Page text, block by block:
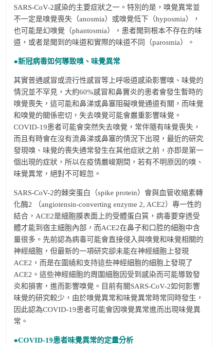
SARS-CoV-2感染的主要症狀之一。特別的是，嗅覺異常並
不一定是嗅覺喪失（anosmia）或嗅覺低下（hyposmia），
也可能是幻嗅覺（phantosmia），患者聞到根本不存在的味
道，或者是聞到的味道和實際的味道不同（parosmia）。
●新冠病毒如何導致嗅、味覺異常
其實普通感冒或流行性感冒等上呼吸道感染影響嗅、味覺的
情況並不罕見，大約60%感冒和鼻竇炎的患者會發生暫時的
嗅覺喪失，這可能和鼻涕或鼻塞阻礙嗅覺通道有關，而味覺
和嗅覺的關係密切，失去嗅覺可能會嚴重影響味覺。
COVID-19患者可能會突然失去嗅覺，常伴隨有味覺喪失，
而且有時會在沒有流鼻涕或鼻塞的情況下出現，最近的研究
發現嗅、味覺的喪失通常發生在其他症狀之前，亦即是第一
個出現的症狀，所以在疫情嚴峻期間，若有不明原因的嗅、
味覺異常，絕對不可輕忽。
SARS-CoV-2的棘突蛋白（spike protein）會與血管收縮素轉
化酶2 （angiotensin-converting enzyme 2, ACE2）專一性的
結合，ACE2是細胞膜表面上的受體蛋白質，病毒要穿透受
體才能到宿主細胞內部，而ACE2在鼻子和口腔的細胞中含
量很多。先前認為病毒可能會直接侵入與嗅覺和味覺相關的
神經細胞，但最新的一項研究卻未能在神經細胞上發現
ACE2，而是在圍繞和支持這些神經細胞的細胞上發現了
ACE2。這些神經細胞的周圍細胞因受到感染而可能導致發
炎和損害，進而影響嗅覺。目前有關SARS-CoV-2如何影響
味覺的研究較少，由於嗅覺異常和味覺異常時常同時發生，
因此認為COVID-19患者可能會因嗅覺異常進而出現味覺異
常。
●COVID-19患者味覺異常的定量分析